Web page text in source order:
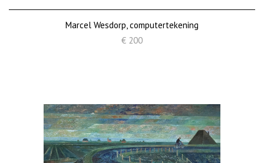
Marcel Wesdorp, computertekening
€ 200